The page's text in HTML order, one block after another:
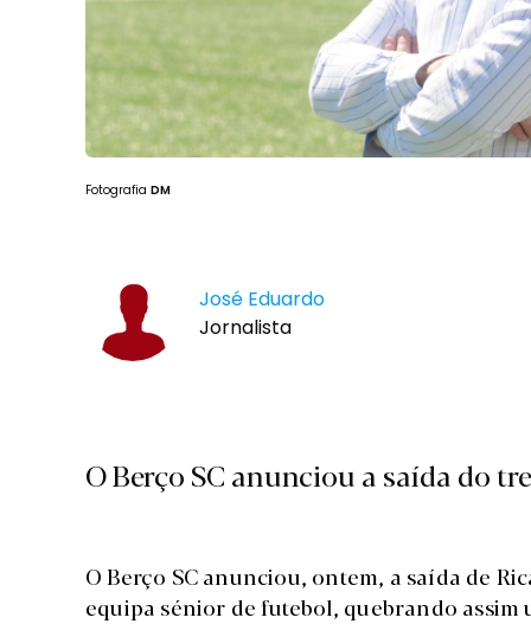
Fotografia DM
José Eduardo
Jornalista
O Berço SC anunciou a saída do
O Berço SC anunciou, ontem, a saída de
equipa sénior de futebol, quebrando assim